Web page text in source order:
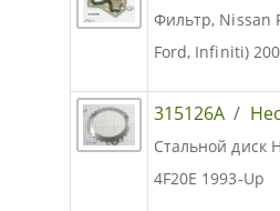
Фильтр, Nissan
Ford, Infiniti)
315126A /
Стальной диск
4F20E 1993-Up